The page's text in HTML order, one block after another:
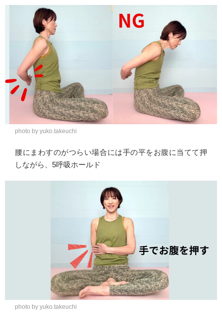
photo by yuko.takeuchi
腰にまわすのがつらい場合には手の平をお腹に当てて押
しながら、5呼吸ホールド
photo by yuko.takeuchi